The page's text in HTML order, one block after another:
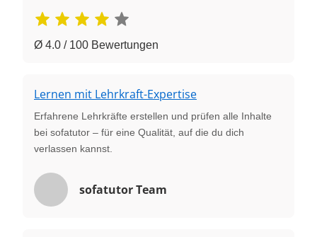
Ø 4.0 / 100 Bewertungen
Lernen mit Lehrkraft-Expertise
Erfahrene Lehrkräfte erstellen und prüfen alle Inhalte
bei sofatutor – für eine Qualität, auf die du dich
verlassen kannst.
sofatutor Team